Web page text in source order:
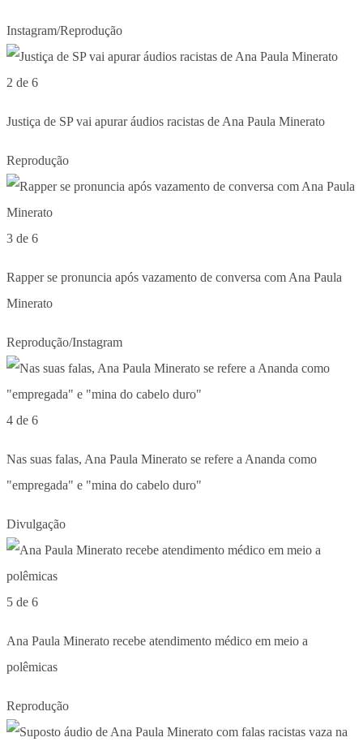
Instagram/Reprodução
2 de 6
Justiça de SP vai apurar áudios racistas de Ana Paula Minerato
Reprodução
3 de 6
Rapper se pronuncia após vazamento de conversa com Ana Paula
Minerato
Reprodução/Instagram
4 de 6
Nas suas falas, Ana Paula Minerato se refere a Ananda como
"empregada" e "mina do cabelo duro"
Divulgação
5 de 6
Ana Paula Minerato recebe atendimento médico em meio a
polêmicas
Reprodução